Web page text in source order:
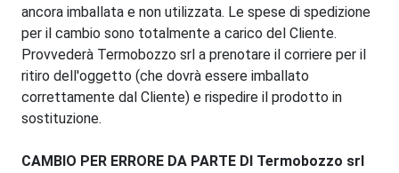
ancora imballata e non utilizzata. Le spese di spedizione
per il cambio sono totalmente a carico del Cliente.
Provvederà Termobozzo srl a prenotare il corriere per il
ritiro dell'oggetto (che dovrà essere imballato
correttamente dal Cliente) e rispedire il prodotto in
sostituzione.
CAMBIO PER ERRORE DA PARTE DI Termobozzo srl